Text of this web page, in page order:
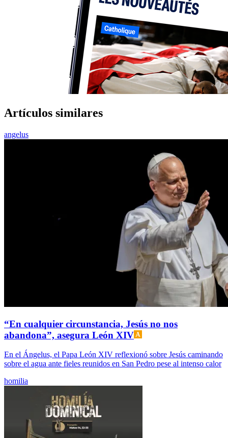
Artículos similares
angelus
“En cualquier circunstancia, Jesús no nos
abandona”, asegura León XIV
En el Ángelus, el Papa León XIV reflexionó sobre Jesús caminando
sobre el agua ante fieles reunidos en San Pedro pese al intenso calor
homilia